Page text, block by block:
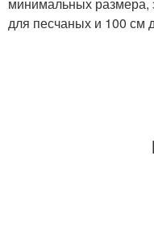
для песчаных и 100 см